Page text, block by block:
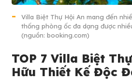
Villa Biệt Thự Hội An mang đến
thống phòng ốc đa dạng được
(nguồn: booking.com)
TOP 7 Villa Biệt
Hữu Thiết Kế Độc